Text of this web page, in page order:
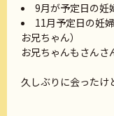
9月が予定日の妊
11月予定日の妊
お兄ちゃん）
お兄ちゃんもさんさ
久しぶりに会ったけ